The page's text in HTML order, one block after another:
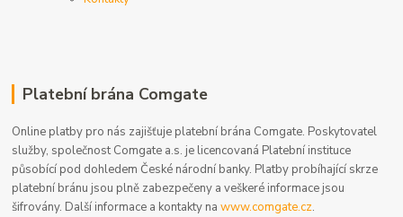
Platební brána Comgate
Online platby pro nás zajišťuje platební brána Comgate. Poskytovatel
služby, společnost Comgate a.s. je licencovaná Platební instituce
působící pod dohledem České národní banky. Platby probíhající skrze
platební bránu jsou plně zabezpečeny a veškeré informace jsou
šifrovány. Další informace a kontakty nawww.comgate.cz.